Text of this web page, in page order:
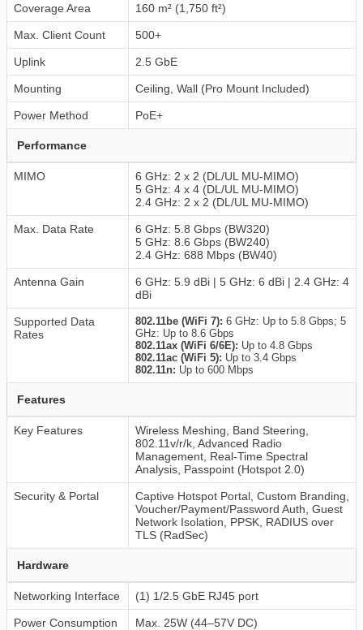
Coverage Area 160 m² (1,750 ft²)
Max. Client Count 500+
Uplink 2.5 GbE
Mounting Ceiling, Wall (Pro Mount Included)
Power Method PoE+
Performance
MIMO
6 GHz: 2 x 2 (DL/UL MU-MIMO)
5 GHz: 4 x 4 (DL/UL MU-MIMO)
2.4 GHz: 2 x 2 (DL/UL MU-MIMO)
Max. Data Rate
6 GHz: 5.8 Gbps (BW320)
5 GHz: 8.6 Gbps (BW240)
2.4 GHz: 688 Mbps (BW40)
Antenna Gain
6 GHz: 5.9 dBi | 5 GHz: 6 dBi | 2.4 GHz: 4
dBi
Supported Data
Rates
802.11be (WiFi 7): 6 GHz: Up to 5.8 Gbps; 5
GHz: Up to 8.6 Gbps
802.11ax (WiFi 6/6E): Up to 4.8 Gbps
802.11ac (WiFi 5): Up to 3.4 Gbps
802.11n: Up to 600 Mbps
Features
Key Features
Wireless Meshing, Band Steering,
802.11v/r/k, Advanced Radio
Management, Real-Time Spectral
Analysis, Passpoint (Hotspot 2.0)
Security & Portal
Captive Hotspot Portal, Custom Branding,
Voucher/Payment/Password Auth, Guest
Network Isolation, PPSK, RADIUS over
TLS (RadSec)
Hardware
Networking Interface (1) 1/2.5 GbE RJ45 port
Power Consumption Max. 25W (44–57V DC)